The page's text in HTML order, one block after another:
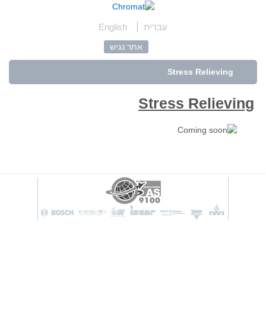
English עברית
אתר נגיש
Stress Relieving
Stress Relieving